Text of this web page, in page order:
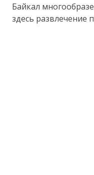
Байкал
здесь развлечение